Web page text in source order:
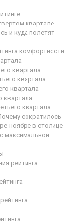
квартале
и куда полетят
комфортности
квартала
квартала
квартала
квартала
квартала
сократилось
ноябре в столице
максимальной
рейтинга